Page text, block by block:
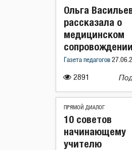
2891
Ольга
рассказала о
медицинском
Газета педагогов
ПРЯМОЙ ДИАЛОГ
10 советов
начинающему
учителю